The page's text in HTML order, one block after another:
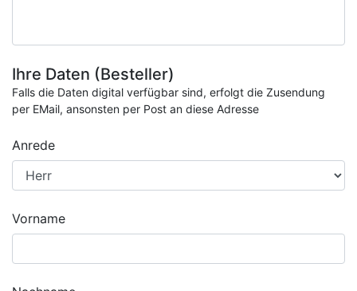
Ihre Daten (Besteller)
Falls die Daten digital verfügbar sind, erfolgt die Zusendung
per EMail, ansonsten per Post an diese Adresse
Anrede
Vorname